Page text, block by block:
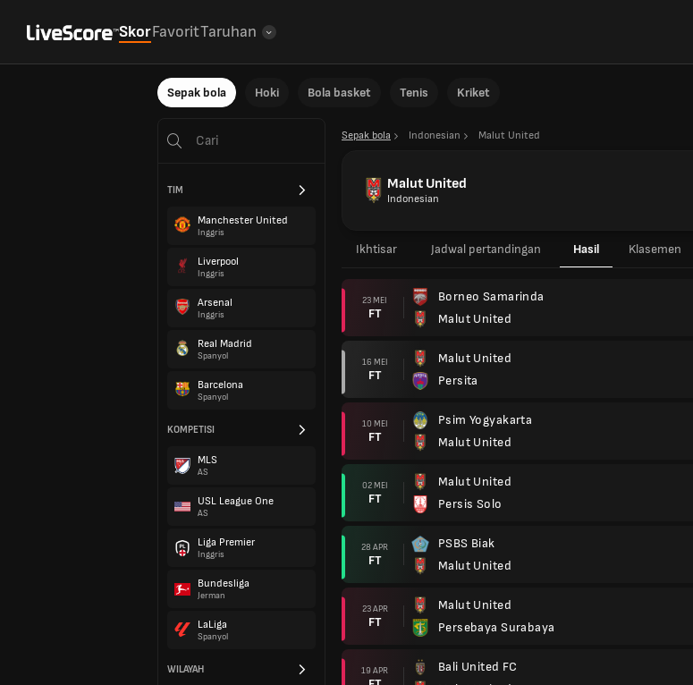
SkorFavoritTaruhan
Sepak bola Hoki Bola basket Tenis Kriket
TIM
Manchester United
Inggris
Liverpool
Inggris
Arsenal
Inggris
Real Madrid
Spanyol
Barcelona
Spanyol
KOMPETISI
MLS
AS
USL League One
AS
Liga Premier
Inggris
Bundesliga
Jerman
LaLiga
Spanyol
WILAYAH
Sepak bola Indonesian Malut United
Malut United
Indonesian
Ikhtisar Jadwal pertandingan Hasil Klasemen
23 MEI
FT
Borneo Samarinda
Malut United
16 MEI
FT
Malut United
Persita
10 MEI
FT
Psim Yogyakarta
Malut United
02 MEI
FT
Malut United
Persis Solo
28 APR
FT
PSBS Biak
Malut United
23 APR
FT
Malut United
Persebaya Surabaya
19 APR
Bali United FC